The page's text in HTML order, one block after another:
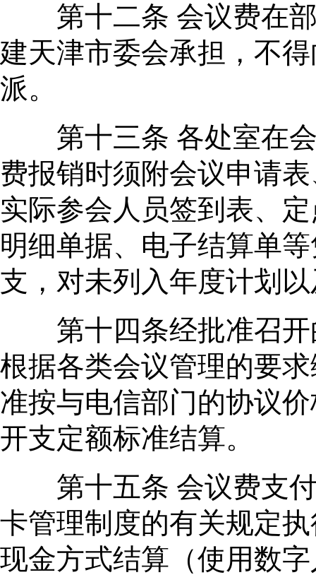
第十二条 会议费在部
建天津市委会承担，不
派。
第十三条 各处室在会
费报销时须附会议申请
实际参会人员签到表、
明细单据、电子结算单
支，对未列入年度计划
第十四条经批准召开
根据各类会议管理的要
准按与电信部门的协议
开支定额标准结算。
第十五条 会议费支付
卡管理制度的有关规定
现金方式结算（使用数